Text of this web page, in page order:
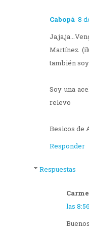
Cabopá 8
Martínez
también
Soy una
relevo
Besicos de
Responder
Respuestas
las 8:56